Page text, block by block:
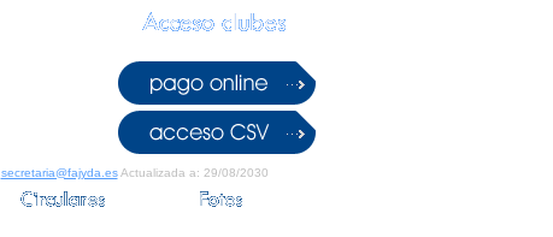
secretaria@fajyda.esActualizada a: 29/08/2030